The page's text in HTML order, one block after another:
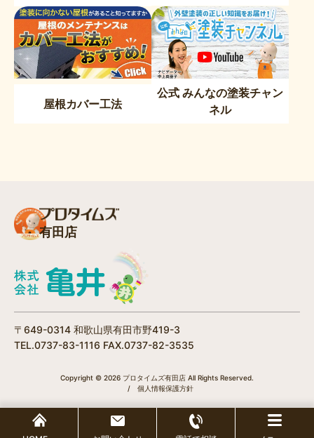
屋根カバー工法
公式 みんなの塗装チャン
ネル
有田店
〒649-0314 和歌山県有田市野419-3
TEL.0737-83-1116 FAX.0737-82-3535
Copyright © 2026 プロタイムズ有田店 All Rights Reserved.
/
個人情報保護方針